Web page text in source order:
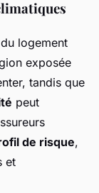
logement
exposée
tandis que
peut
de risque,
et